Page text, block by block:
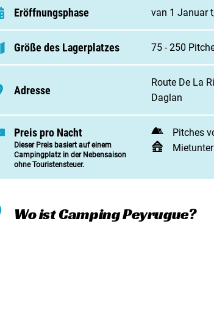
Häufig gestellte Fragen
Meinen Campingplatz anmelden
Zusammenarbeit / Werbung
Eröffnungsphase van 1 Januar
Größe des Lagerplatzes 75 - 250
Adresse
Route De La
Daglan
Preis pro Nacht
Dieser Preis basiert auf einem
Campingplatz in der Nebensaison
ohne Touristensteuer.
Pitches
Wo ist Camping Peyrugue?